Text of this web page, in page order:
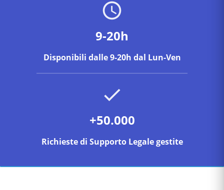
9-20h
Disponibili dalle 9-20h dal Lun-Ven
+50.000
Richieste di Supporto Legale gestite